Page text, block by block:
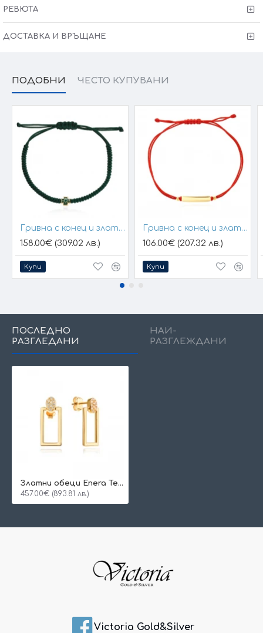
свържем с Вас, за да уточним всички характеристики и
РЕВЮТА
ДОСТАВКА И ВРЪЩАНЕ
ПОДОБНИ ЧЕСТО КУПУВАНИ
Гривна с конец и златен елемент кръст
158.00€ (309.02 лв.)
Купи
Гривна с конец и златна плочка за гравиране
106.00€ (207.32 лв.)
Купи
ПОСЛЕДНО
РАЗГЛЕДАНИ
НАЙ-
РАЗГЛЕЖДАНИ
Златни обеци Enera Tera
457.00€ (893.81 лв.)
Victoria Gold&Silver